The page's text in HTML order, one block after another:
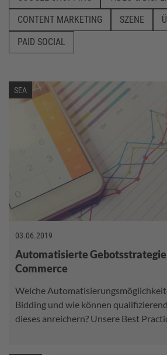
CONTENT MARKETING
SZENE
PAID SOCIAL
SEA
03.06.2019
Automatisierte
Commerce
Welche
Bidding und wie können
dieses anreichern? Unsere Best